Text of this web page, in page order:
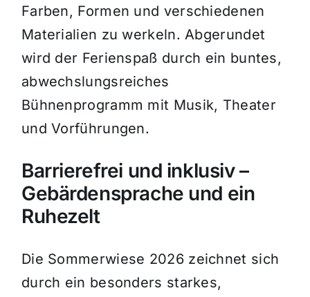
Farben, Formen und verschiedenen
Materialien zu werkeln. Abgerundet
wird der Ferienspaß durch ein buntes,
abwechslungsreiches
Bühnenprogramm mit Musik, Theater
und Vorführungen.
Barrierefrei und inklusiv –
Gebärdensprache und ein
Ruhezelt
Die Sommerwiese 2026 zeichnet sich
durch ein besonders starkes,